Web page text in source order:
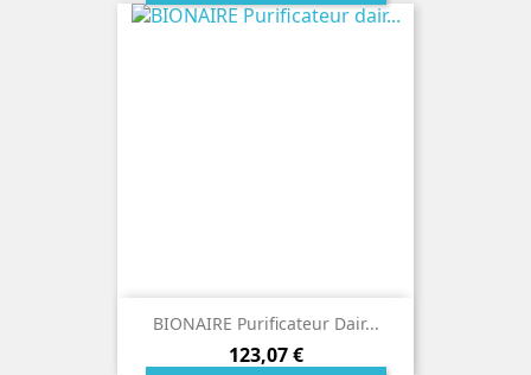
BIONAIRE Purificateur Dair...
Prix
123,07 €